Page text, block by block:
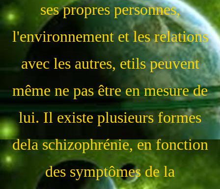
ses propres personnes,
l'environnement et les relations
avec les autres, etils peuvent
même ne pas être en mesure de
lui. Il existe plusieurs formes
dela schizophrénie, en fonction
des symptômes de la